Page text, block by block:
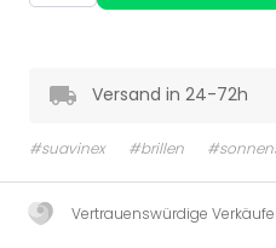
Versand in 24-72h
#suavinex #brillen
Vertrauenswürdige